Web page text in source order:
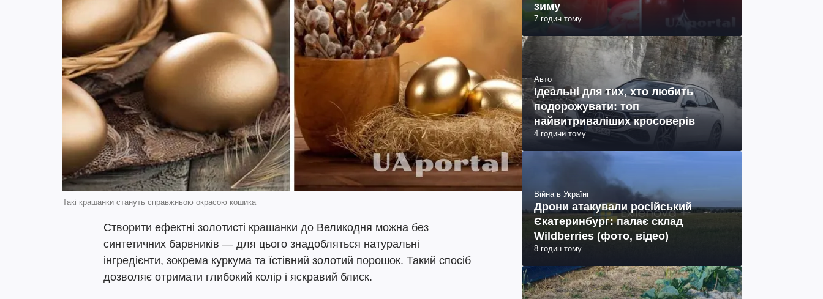
Такі крашанки стануть справжньою окрасою кошика
Створити ефектні золотисті крашанки до Великодня можна без
синтетичних барвників — для цього знадобляться натуральні
інгредієнти, зокрема куркума та їстівний золотий порошок. Такий спосіб
дозволяє отримати глибокий колір і яскравий блиск.
зиму
7 годин тому
Авто
Ідеальні для тих, хто любить
подорожувати: топ
найвитриваліших кросоверів
4 години тому
Війна в Україні
Дрони атакували російський
Єкатеринбург: палає склад
Wildberries (фото, відео)
8 годин тому